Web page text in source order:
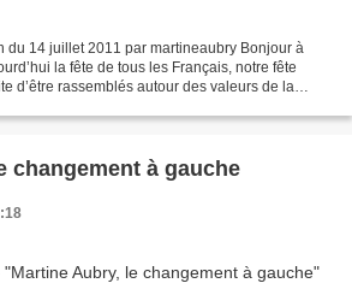
du 14 juillet 2011 par martineaubry Bonjour à
la fête de tous les Français, notre fête
d’être rassemblés autour des valeurs de la
changement à gauche